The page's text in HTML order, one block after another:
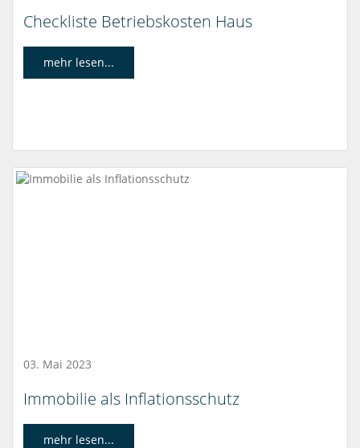
Checkliste Betriebskosten Haus
mehr lesen...
03. Mai 2023
Immobilie als Inflationsschutz
mehr lesen...